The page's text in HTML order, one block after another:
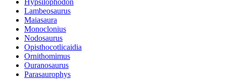
Hypsilophodon
Lambeosaurus
Maiasaura
Monoclonius
Nodosaurus
Opisthocotlicaidia
Ornithomimus
Ouranosaurus
Parasaurophys